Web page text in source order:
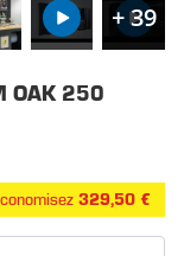
+ 39
OAK 250
329,50 €